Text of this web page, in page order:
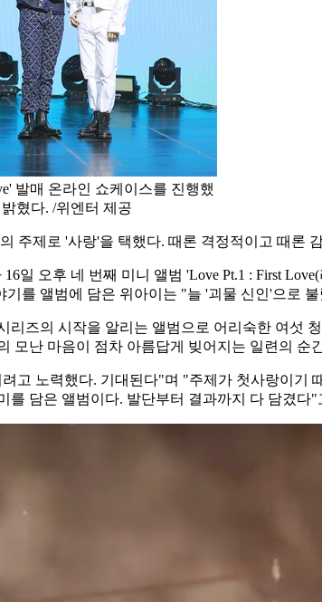
발매 온라인 쇼케이스를 진행했
혔다. /위엔터 제공
주제로 '사랑'을 택했다. 때론 격정적이고 때론
일 오후 네 번째 미니 앨범 'Love Pt.1 : First
를 앨범에 담은 위아이는 "늘 '괴물 신인'으로
리즈의 시작을 알리는 앨범으로 어리숙한 여
모난 마음이 점차 아름답게 빚어지는 일련의 순
고 노력했다. 기대된다"며 "주제가 첫사랑이기
를 담은 앨범이다. 발단부터 결과까지 다 담겼다"